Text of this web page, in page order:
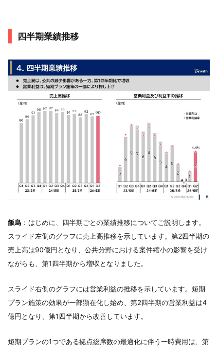
四半期業績推移
飯島 ：はじめに、四半期ごとの業績推移についてご説明します。
スライド左側のグラフに売上高推移を示しています。第2四半期の
売上高は90億円となり、公共分野における案件縮小の影響を受け
ながらも、第1四半期から増収となりました。
スライド右側のグラフには営業利益の推移を示しています。短期
プラン施策の効果が一部顕在化し始め、第2四半期の営業利益は4
億円となり、第1四半期から改善しています。
短期プランの1つである拠点総席数の最適化に伴う一時費用は、第